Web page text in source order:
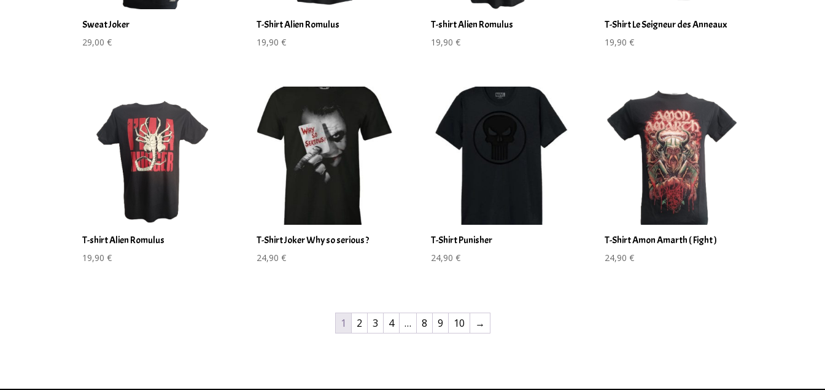
Sweat Joker
29,00€
T-Shirt Alien Romulus
19,90 €
T-shirt Alien Romulus
19,90 €
T-Shirt Le Seigneur des Anneaux
19,90€
T-shirt Alien Romulus
19,90€
T-Shirt Joker Why so serious ?
24,90 €
T-Shirt Punisher
24,90 €
T-Shirt Amon Amarth ( Fight )
24,90€
1 2 3 4 … 8 9 10 →